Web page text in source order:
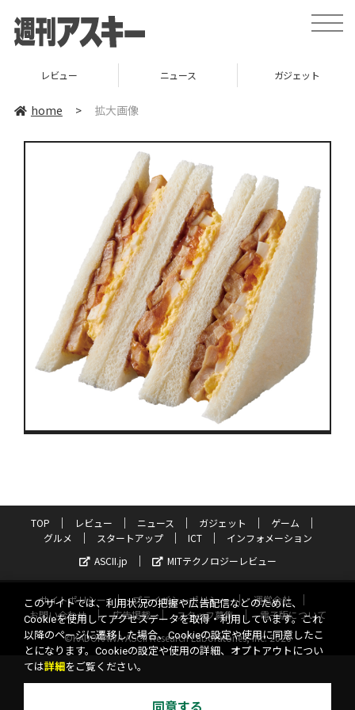
toggle
レビュー ニュース ガジェット
home > 拡大画像
TOP レビュー ニュース ガジェット
ゲーム
グルメ
スタートアップ ICT
インフォメーション
ASCII.jp
MITテクノロジーレビュー
サイトポリシー プライバシーポリシー
運営会社
お問い合わせ
広告掲載 スタッフ募集
電子版について
©KADOKAWA ASCII Research Laboratories, Inc. 2026
このサイトでは、利用状況の把握や広告配信などのために、
Cookieを使用してアクセスデータを取得・利用しています。これ
以降のページに遷移した場合、Cookieの設定や使用に同意したこ
とになります。Cookieの設定や使用の詳細、オプトアウトについ
ては詳細 をご覧ください。